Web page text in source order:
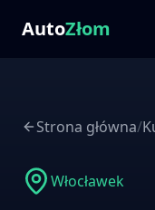
AutoZłom
Strona główna/
Włocławek